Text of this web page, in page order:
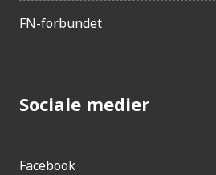
FN-forbundet
Sociale medier
Facebook